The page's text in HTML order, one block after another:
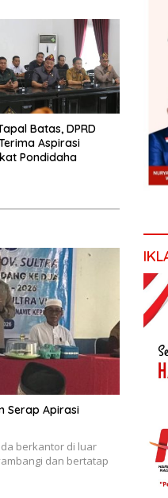
Batas, DPRD
Aspirasi
Pondidaha
Serap Apirasi
berkantor di luar
dan bertatap